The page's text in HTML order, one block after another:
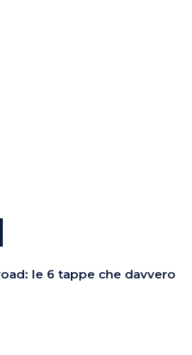
le 6 tappe che davvero